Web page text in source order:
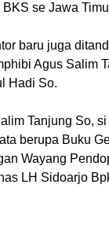
se Jawa
baru juga
Agus Salim
Hadi So.
Tanjung So,
berupa Buku
Wayang
LH Sidoarjo